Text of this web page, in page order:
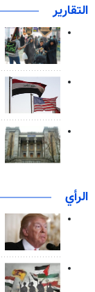
التقارير
الرأي